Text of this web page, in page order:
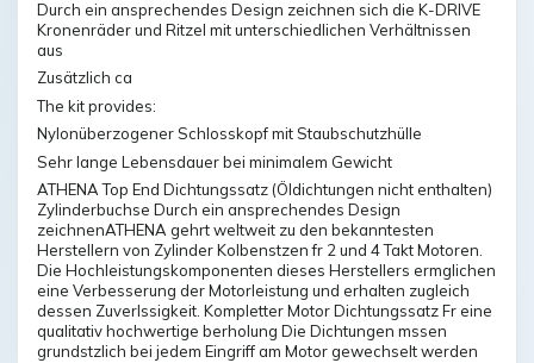
Durch ein ansprechendes Design zeichnen sich die K-DRIVE
Kronenräder und Ritzel mit unterschiedlichen Verhältnissen
aus
Zusätzlich ca
The kit provides:
Nylonüberzogener Schlosskopf mit Staubschutzhülle
Sehr lange Lebensdauer bei minimalem Gewicht
ATHENA Top End Dichtungssatz (Öldichtungen nicht enthalten)
Zylinderbuchse Durch ein ansprechendes Design
zeichnenATHENA gehrt weltweit zu den bekanntesten
Herstellern von Zylinder Kolbenstzen fr 2 und 4 Takt Motoren.
Die Hochleistungskomponenten dieses Herstellers ermglichen
eine Verbesserung der Motorleistung und erhalten zugleich
dessen Zuverlssigkeit. Kompletter Motor Dichtungssatz Fr eine
qualitativ hochwertige berholung Die Dichtungen mssen
grundstzlich bei jedem Eingriff am Motor gewechselt werden